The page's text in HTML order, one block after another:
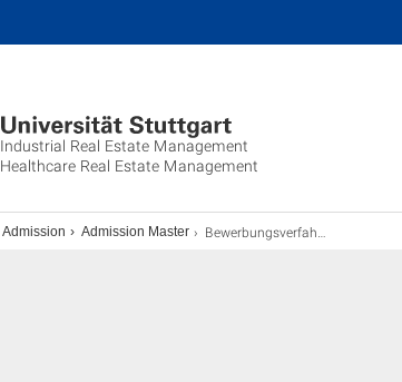
Industrial Real Estate Management
Healthcare Real Estate Management
Admission Admission Master Bewerbungsverfahren